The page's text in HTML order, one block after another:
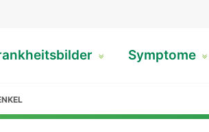
Symptome